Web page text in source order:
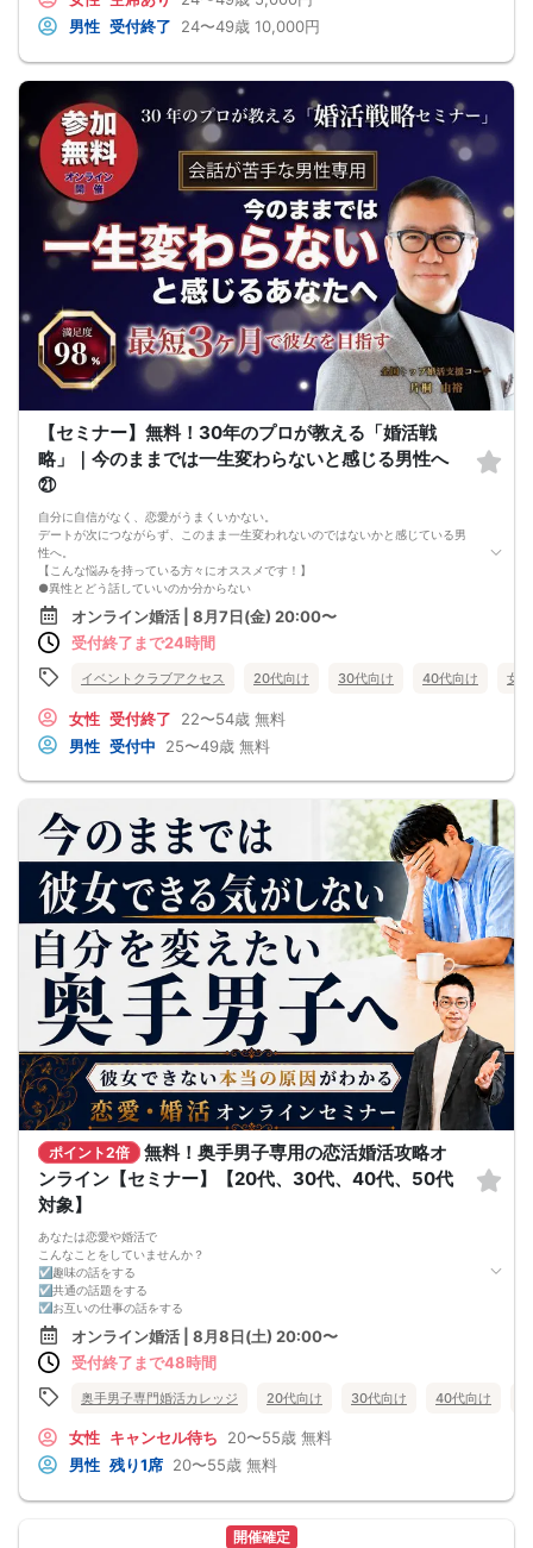
ご案内いたします。
・直前の申込みや当日のキャンセルにより男女比が偏る可能性がございますこと
・最小催行人数 1対1、最大20名（男女比調整のため定員になる前にキャンセル待
ちとなる場合がございます）
・イベント開催時刻１時間前迄に最小催行人数に満たない場合は中止のご連絡を
差し上げます。
男性 受付終了 24〜49歳 10,000円
【セミナー】無料！30年のプロが教える「婚活戦
略」｜今のままでは一生変わらないと感じる男性へ
㉑
自分に自信がなく、恋愛がうまくいかない。
デートが次につながらず、このまま一生変われないのではないかと感じている男
性へ。
【こんな悩みを持っている方々にオススメです！】
●異性とどう話していいのか分からない
●婚活パーティー、合コンで上手くいかない
●デートやお見合いが２回目につながらない
●今のままでは一生変わらない気がする
恋愛経験が少なくても大丈夫です。
恋愛・婚活の具体的な方法をお伝えします。
【婚活戦略セミナーで得られるメリットは！】
●休日に彼女と楽しくデートできる自分を目指せる
●婚活パーティーやマッチングアプリで結果を出せるようになる
●異性とのコミュニケーションのポイントが理解できる
●好きになった女性との関係を続けられるようになる
まずは、異性が求めていることを理解し、
それを提供できる自分自身に変化していくことにより、
はじめて自分が好きな異性が自分を好きになってくれるようになり、
恋愛婚活が上手くいくようになります。
改善
異性が求めていることを理解し、
それを自然に伝えられる自分に変わることで、
好きな女性から選ばれるようになります。
婚活戦略セミナーでは、恋愛や婚活で悩む男性が
短期間で変化と成果を実感できる方法をお伝えします。
【注意事項】
・セミナー中はカメラをオン（お顔を出して）での受講をお願いします。
（屋外、車内からのご参加や、途中入室、退出はご遠慮下さい。）
【キャンセル規定】
セミナー準備の都合上、当日無断キャンセルの場合は、3,000円のキャンセル料を
お支払いいただきます。
オンライン婚活 | 8月7日(金) 20:00〜
受付終了まで24時間
イベントクラブアクセス 20代向け 30代向け 40代向け 女
女性 受付終了 22〜54歳 無料
男性 受付中 25〜49歳 無料
ポイント2倍
無料！奥手男子専用の恋活婚活攻略オ
ンライン【セミナー】【20代、30代、40代、50代
対象】
あなたは恋愛や婚活で
こんなことをしていませんか？
☑趣味の話をする
☑共通の話題をする
☑お互いの仕事の話をする
☑家族や将来について話をする
☑食事の話をする
☑好印象に思ってもらうために
☑経験を積むために出会いの数を増やす
奥手男子に合わない方法です。
なぜなら、趣味や共通の話題などをしても
それだけでは、女性は好きにはなってくれない。
次につなげようとすればするほど、
気づかないうちに「女性の信頼」を失ってしまう。
オンライン婚活 | 8月8日(土) 20:00〜
受付終了まで48時間
奥手男子専門婚活カレッジ 20代向け 30代向け 40代向け
女性 キャンセル待ち 20〜55歳 無料
男性 残り1席 20〜55歳 無料
開催確定